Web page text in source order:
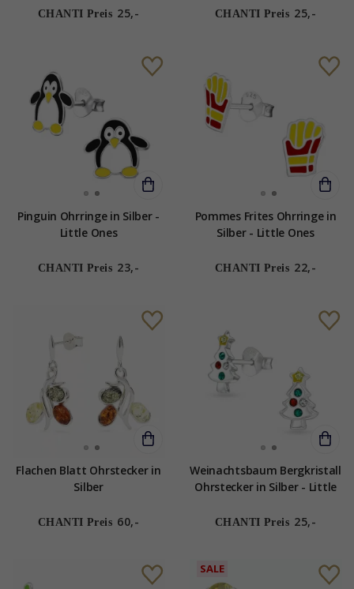
CHANTI Preis 25,- CHANTI Preis 25,-
Pinguin Ohrringe in Silber -
Little Ones
CHANTI Preis 23,-
Pommes Frites Ohrringe in
Silber - Little Ones
CHANTI Preis 22,-
Flachen Blatt Ohrstecker in
Silber
CHANTI Preis 60,-
Weinachtsbaum Bergkristall
Ohrstecker in Silber - Little
CHANTI Preis 25,-
SALE